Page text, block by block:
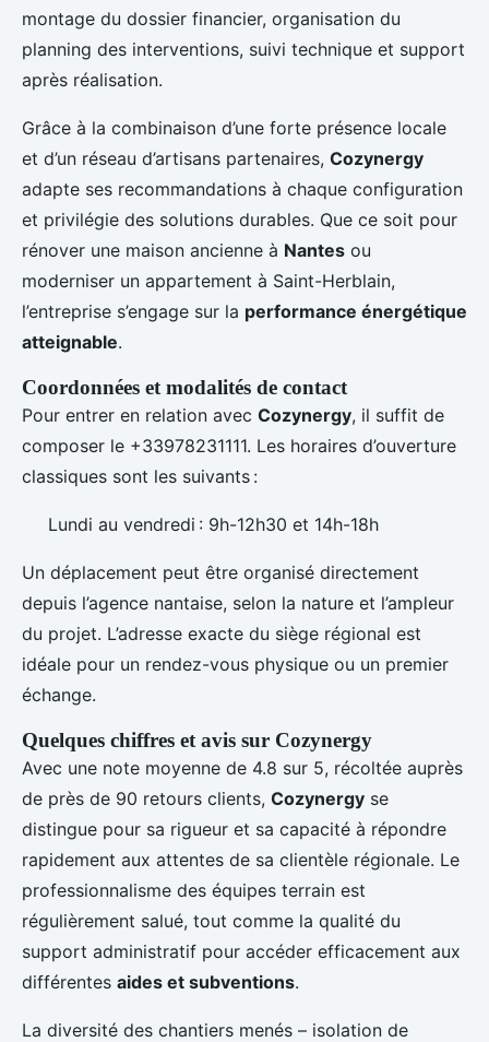
montage du dossier financier, organisation du
planning des interventions, suivi technique et support
après réalisation.
Grâce à la combinaison d’une forte présence locale
et d’un réseau d’artisans partenaires, Cozynergy
adapte ses recommandations à chaque configuration
et privilégie des solutions durables. Que ce soit pour
rénover une maison ancienne à Nantes ou
moderniser un appartement à Saint-Herblain,
l’entreprise s’engage sur la performance énergétique
atteignable.
Coordonnées et modalités de contact
Pour entrer en relation avec Cozynergy, il suffit de
composer le +33978231111. Les horaires d’ouverture
classiques sont les suivants :
Lundi au vendredi : 9h-12h30 et 14h-18h
Un déplacement peut être organisé directement
depuis l’agence nantaise, selon la nature et l’ampleur
du projet. L’adresse exacte du siège régional est
idéale pour un rendez-vous physique ou un premier
échange.
Quelques chiffres et avis sur Cozynergy
Avec une note moyenne de 4.8 sur 5, récoltée auprès
de près de 90 retours clients, Cozynergy se
distingue pour sa rigueur et sa capacité à répondre
rapidement aux attentes de sa clientèle régionale. Le
professionnalisme des équipes terrain est
régulièrement salué, tout comme la qualité du
support administratif pour accéder efficacement aux
différentes aides et subventions.
La diversité des chantiers menés – isolation de